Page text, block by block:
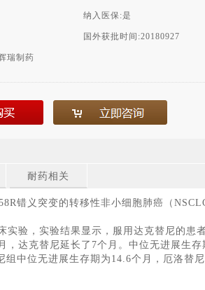
纳入医保:是
国外获批时间:20180927
瑞制药
耐药相关
错义突变的转移性非小细胞肺癌（
验，实验结果显示，服用达克替尼的患
达克替尼延长了7个月。中位无进展生
中位无进展生存期为14.6个月，厄洛替